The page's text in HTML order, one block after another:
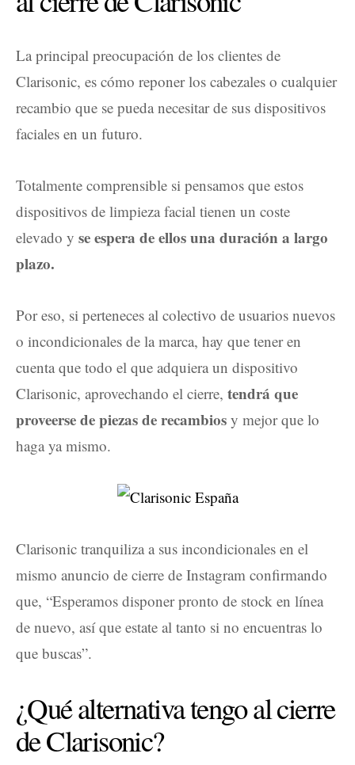
La principal preocupación de los clientes de
Clarisonic, es cómo reponer los cabezales o cualquier
recambio que se pueda necesitar de sus dispositivos
faciales en un futuro.
Totalmente comprensible si pensamos que estos
dispositivos de limpieza facial tienen un coste
elevado y se espera de ellos una duración a largo
plazo.
Por eso, si perteneces al colectivo de usuarios nuevos
o incondicionales de la marca, hay que tener en
cuenta que todo el que adquiera un dispositivo
Clarisonic, aprovechando el cierre, tendrá que
proveerse de piezas de recambios y mejor que lo
haga ya mismo.
Clarisonic tranquiliza a sus incondicionales en el
mismo anuncio de cierre de Instagram confirmando
que, “Esperamos disponer pronto de stock en línea
de nuevo, así que estate al tanto si no encuentras lo
que buscas”.
¿Qué alternativa tengo al cierre
de Clarisonic?